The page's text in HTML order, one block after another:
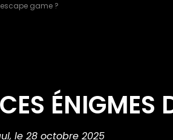
game ?
ÉNIGMES
le 28 octobre 2025